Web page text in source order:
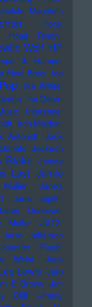
Mountain
Horst
Hotel Rimini
Wolf HP
& Humpe
Final Boss Ice
Ike White
Ina Deter
Interzone
Iron Maiden
Antonoff Jack
Jackson
Blake James
Last Jamie
Jane's
Janis Joplin
Donovan
Muller
Jazz
Jarre Jefferson
Jennifer Finch
Weist
Jens
Lewis Jeru
E Brown Jim
Cliff
Jimmy